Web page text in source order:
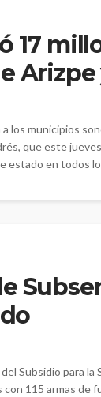
17
Arizpe
los municipios
que este
estado en todos
Subsidio para la
115 armas de